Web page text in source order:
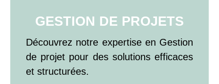
GESTION DE PROJETS
Découvrez notre expertise en Gestion
de projet pour des solutions efficaces
et structurées.